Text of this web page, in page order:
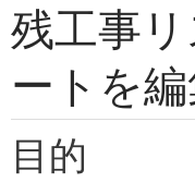
残工事
ートを
目的